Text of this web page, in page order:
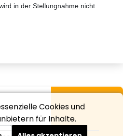
Cookies und
für Inhalte.
in der Stellungnahme nicht